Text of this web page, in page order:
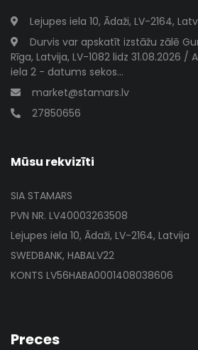
Lejupes iela 10, Ādaži, LV-2164,
Durvis var apskatīt izstāžu zālē
Rīga, Latvija, LV-1082 lidz 31.08.2026 /
iela 2 - datums sekos...
market@stamars.lv
27850656
Mūsu rekvizīti
SIA STAMARS
PVN NR. LV40003263508
Lejupes iela 10, Ādaži, LV-2164, Latvija
SWEDBANK, HABALV22
KONTS LV56HABA0001408038606
Preces